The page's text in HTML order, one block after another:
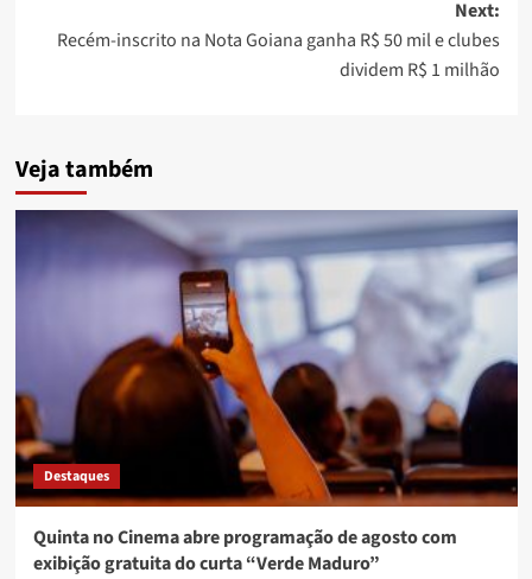
Next:
Recém-inscrito na Nota Goiana ganha R$ 50 mil e clubes
dividem R$ 1 milhão
Veja também
Destaques
Quinta no Cinema abre programação de agosto com
exibição gratuita do curta “Verde Maduro”